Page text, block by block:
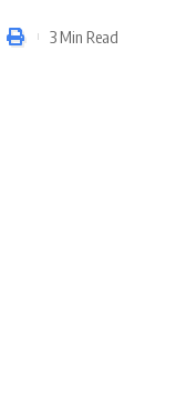
3 Min Read